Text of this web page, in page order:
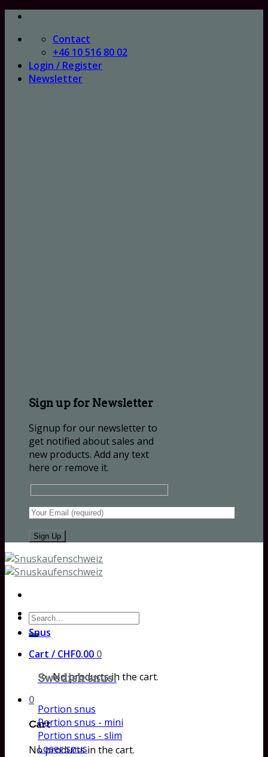
Skip
content
Contact
+46 10 516 80 02
Login / Register
Newsletter
Sign up for Newsletter
Signup for our newsletter to
get notified about sales and
new products. Add any text
here or remove it.
Search
for:
Cart / CHF0.00 0
No products in the cart.
0
Cart
No products in the cart.
Snus
Swedish snus!
Portion snus
Portion snus - mini
Portion snus - slim
Loser snus